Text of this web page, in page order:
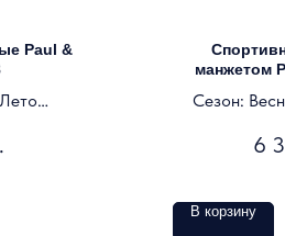
Paul &
манжетом
Сезон:
6
В корзину